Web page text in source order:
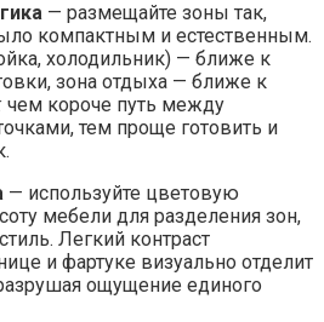
— размещайте зоны так,
компактным и естественным.
холодильник) — ближе к
зона отдыха — ближе к
чем короче путь между
тем проще готовить и
— используйте цветовую
мебели для разделения зон,
Легкий контраст
и фартуке визуально отделит
ощущение единого